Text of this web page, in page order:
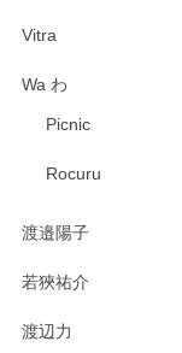
Vitra
Wa わ
Picnic
Rocuru
渡邉陽子
若狹祐介
渡辺力